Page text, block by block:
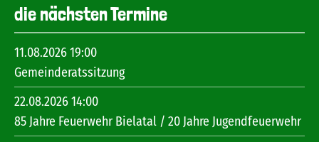
die nächsten Termine
11.08.2026 19:00
Gemeinderatssitzung
22.08.2026 14:00
85 Jahre Feuerwehr Bielatal / 20 Jahre Jugendfeuerwehr